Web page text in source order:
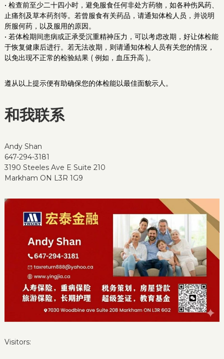
• 检查前至少二十四小时，避免服食任何非处方药物，如各种伤风药、
止痛剂及草本药剂等。若曾服食有关药品，请通知体检人员，并说明
所服何药，以及服用的原因。
• 若体检期间患病或正承受沉重精神压力，可以考虑改期，好让体检能
于恢复健康后进行。若无法改期，则请通知体检人员有关您的情況，
以免出现不正常的检验結果 ( 例如，血压升高 )。
遵从以上提示便有助确保您的体检能以最佳面貌示人。
和我联系
Andy Shan
647-294-3181
3190 Steeles Ave E Suite 210
Markham ON L3R 1G9
Visitors: